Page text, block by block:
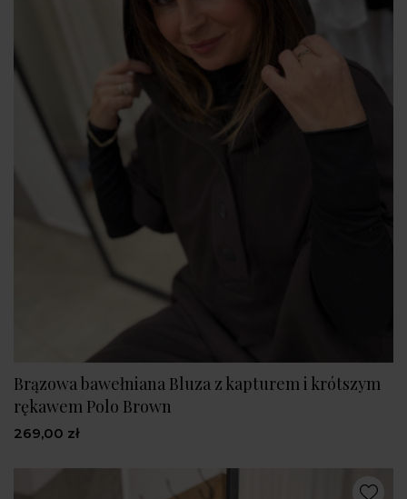
Brązowa bawełniana Bluza z kapturem i krótszym
rękawem Polo Brown
269,00 zł